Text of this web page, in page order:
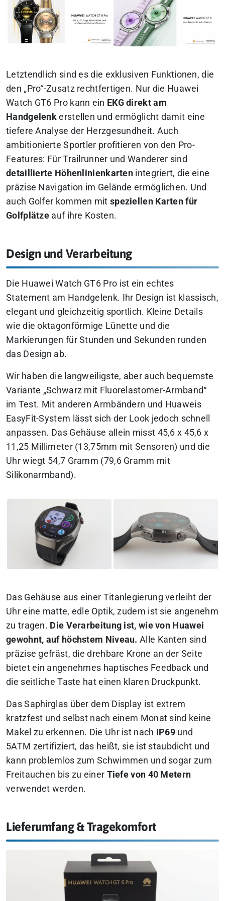
Letztendlich sind es die exklusiven Funktionen, die
den „Pro“-Zusatz rechtfertigen. Nur die Huawei
Watch GT6 Pro kann ein EKG direkt am
Handgelenk erstellen und ermöglicht damit eine
tiefere Analyse der Herzgesundheit. Auch
ambitionierte Sportler profitieren von den Pro-
Features: Für Trailrunner und Wanderer sind
detaillierte Höhenlinienkarten integriert, die eine
präzise Navigation im Gelände ermöglichen. Und
auch Golfer kommen mit speziellen Karten für
Golfplätze auf ihre Kosten.
Design und Verarbeitung
Die Huawei Watch GT6 Pro ist ein echtes
Statement am Handgelenk. Ihr Design ist klassisch,
elegant und gleichzeitig sportlich. Kleine Details
wie die oktagonförmige Lünette und die
Markierungen für Stunden und Sekunden runden
das Design ab.
Wir haben die langweiligste, aber auch bequemste
Variante „Schwarz mit Fluorelastomer-Armband“
im Test. Mit anderen Armbändern und Huaweis
EasyFit-System lässt sich der Look jedoch schnell
anpassen. Das Gehäuse allein misst 45,6 x 45,6 x
11,25 Millimeter (13,75mm mit Sensoren) und die
Uhr wiegt 54,7 Gramm (79,6 Gramm mit
Silikonarmband).
Das Gehäuse aus einer Titanlegierung verleiht der
Uhr eine matte, edle Optik, zudem ist sie angenehm
zu tragen. Die Verarbeitung ist, wie von Huawei
gewohnt, auf höchstem Niveau. Alle Kanten sind
präzise gefräst, die drehbare Krone an der Seite
bietet ein angenehmes haptisches Feedback und
die seitliche Taste hat einen klaren Druckpunkt.
Das Saphirglas über dem Display ist extrem
kratzfest und selbst nach einem Monat sind keine
Makel zu erkennen. Die Uhr ist nach IP69 und
5ATM zertifiziert, das heißt, sie ist staubdicht und
kann problemlos zum Schwimmen und sogar zum
Freitauchen bis zu einer Tiefe von 40 Metern
verwendet werden.
Lieferumfang & Tragekomfort